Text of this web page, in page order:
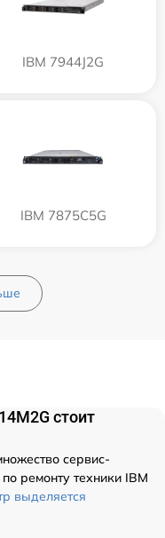
IBM 7944J2G
IBM 7875C5G
стоит
сервис-
ремонту техники IBM
выделяется